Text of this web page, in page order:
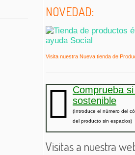
NOVEDAD:
Visita nuestra Nueva tienda de
Comprueba
sostenible
(Introduce el número del
del producto sin espacios)
Visitas a nuestra